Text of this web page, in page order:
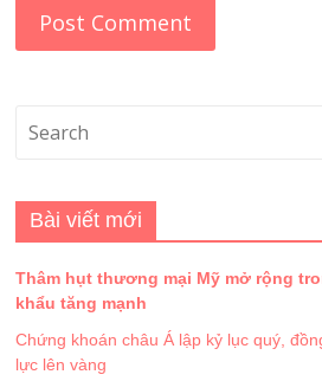
Bài viết mới
Thâm hụt thương mại Mỹ mở rộng
khẩu tăng mạnh
Chứng khoán châu Á lập kỷ lục quý,
lực lên vàng